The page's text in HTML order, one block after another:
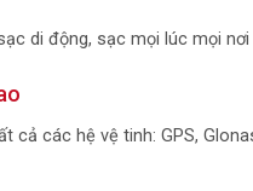
di động, sạc mọi lúc mọi nơi
cả các hệ vệ tinh: GPS,